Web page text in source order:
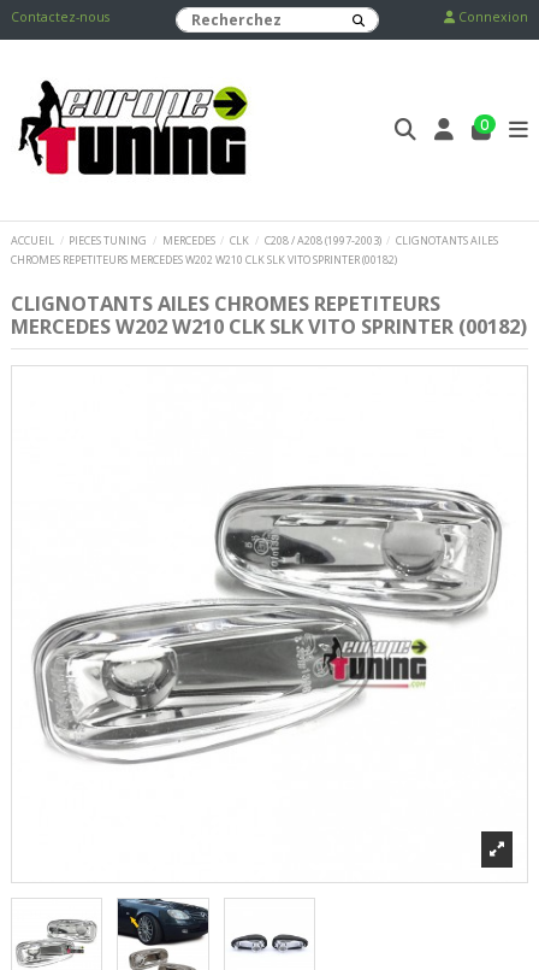
Contactez-nous Connexion
0
ACCUEIL PIECES TUNING MERCEDES CLK C208 / A208 (1997-2003)
CLIGNOTANTS AILES
CHROMES REPETITEURS MERCEDES W202 W210 CLK SLK VITO SPRINTER (00182)
CLIGNOTANTS AILES CHROMES REPETITEURS
MERCEDES W202 W210 CLK SLK VITO SPRINTER (00182)